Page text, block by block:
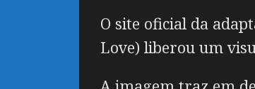
O site oficial da
Love) liberou um